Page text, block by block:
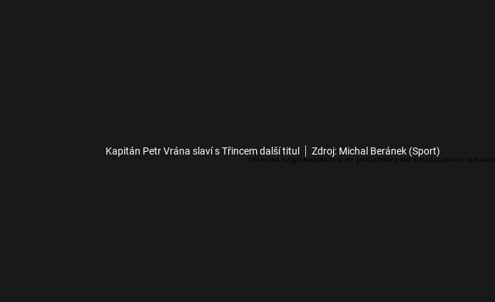
Kapitán Petr Vrána slaví s Třincem další titul Zdroj: Michal Beránek (Sport)